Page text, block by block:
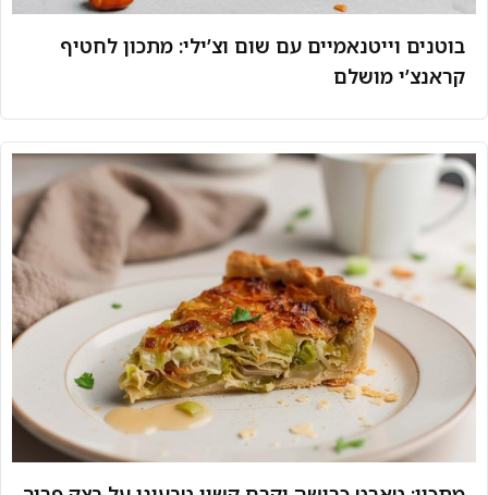
בוטנים וייטנאמיים עם שום וצ’ילי: מתכון לחטיף
קראנצ’י מושלם